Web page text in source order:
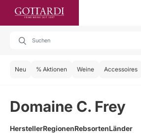
Neu % Aktionen Weine Accessoires
Domaine C. Frey
HerstellerRegionenRebsortenLänder